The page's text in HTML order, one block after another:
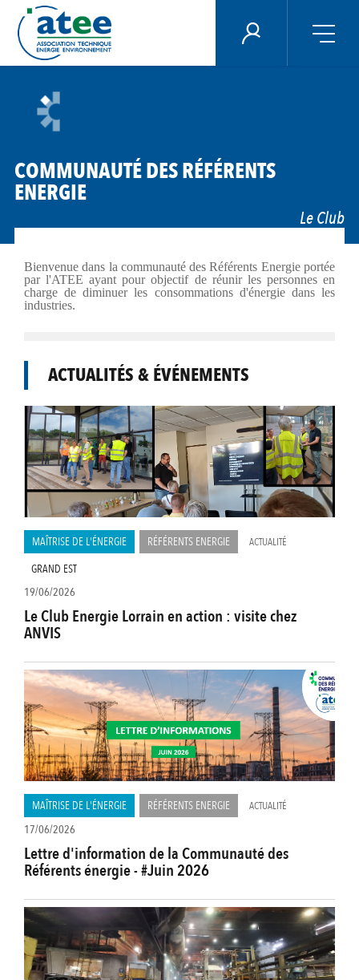
principal
ÉNERGIE PLUS
COMMUNAUTÉ DES RÉFÉRENTS
ENERGIE
Le Club
Bienvenue dans la communauté des Référents Energie portée
par l'ATEE ayant pour objectif de réunir les personnes en
charge de diminuer les consommations d'énergie dans les
industries.
ACTUALITÉS & ÉVÉNEMENTS
MAÎTRISE DE L'ÉNERGIE RÉFÉRENTS ENERGIE ACTUALITÉ
GRAND EST
19/06/2026
Le Club Energie Lorrain en action : visite chez
ANVIS
MAÎTRISE DE L'ÉNERGIE RÉFÉRENTS ENERGIE ACTUALITÉ
17/06/2026
Lettre d'information de la Communauté des
Référents énergie - #Juin 2026
Panneau de gestion des cookies